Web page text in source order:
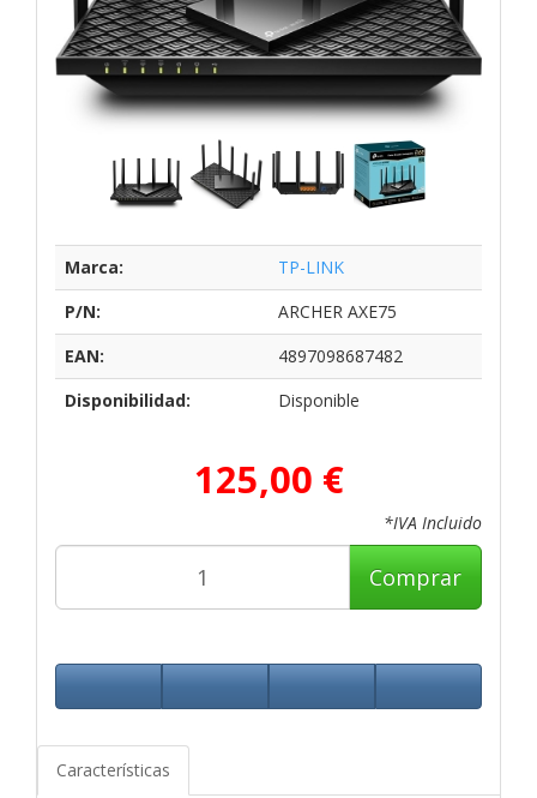
Marca:
TP-LINK
P/N:
ARCHER AXE75
EAN:
4897098687482
Disponibilidad:
Disponible
125,00 €
*IVA Incluido
Comprar
Características